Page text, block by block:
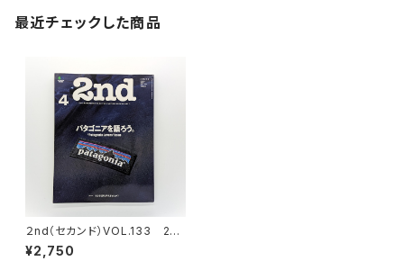
最近チェックした商品
２nd（セカンド）VOL.133 201
8年4月号 パタゴニアを語ろう
¥2,750